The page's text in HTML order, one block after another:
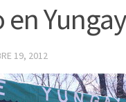
Yungay
19, 2012